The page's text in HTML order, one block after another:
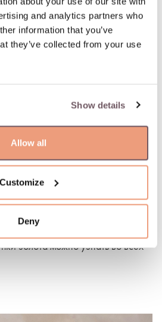
and analytics partners who
information that you’ve
they’ve collected from your use
Show details
Allow all
Customize
Deny
GIVEN, сдай свои старые
карту и возможность
золота можно узнать во всех